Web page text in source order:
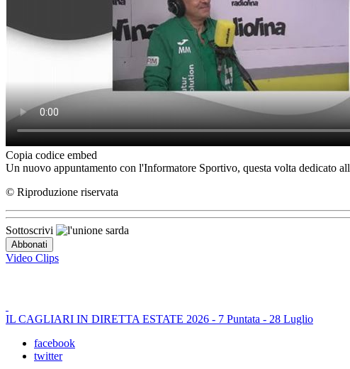
Copia codice embed
Un nuovo appuntamento con l'Informatore Sportivo, questa volta dedicato
© Riproduzione riservata
Sottoscrivi
Video Clips
IL CAGLIARI IN DIRETTA ESTATE 2026 - 7 Puntata - 28 Luglio
facebook
twitter